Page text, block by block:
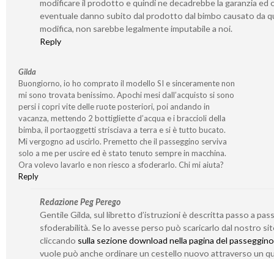
modificare il prodotto e quindi ne decadrebbe la garanzia ed
eventuale danno subito dal prodotto dal bimbo causato da
modifica, non sarebbe legalmente imputabile a noi.
Reply
Gilda
Buongiorno, io ho comprato il modello SI e sinceramente non
mi sono trovata benissimo. Apochi mesi dall’acquisto si sono
persi i copri vite delle ruote posteriori, poi andando in
vacanza, mettendo 2 bottigliette d’acqua e i braccioli della
bimba, il portaoggetti strisciava a terra e si è tutto bucato.
Mi vergogno ad uscirlo. Premetto che il passeggino serviva
solo a me per uscire ed è stato tenuto sempre in macchina.
Ora volevo lavarlo e non riesco a sfoderarlo. Chi mi aiuta?
Reply
Redazione Peg Perego
Gentile Gilda, sul libretto d’istruzioni è descritta passo a
sfoderabilità. Se lo avesse perso può scaricarlo dal nostro
cliccando sulla sezione download nella pagina del
vuole può anche ordinare un cestello nuovo attraverso un